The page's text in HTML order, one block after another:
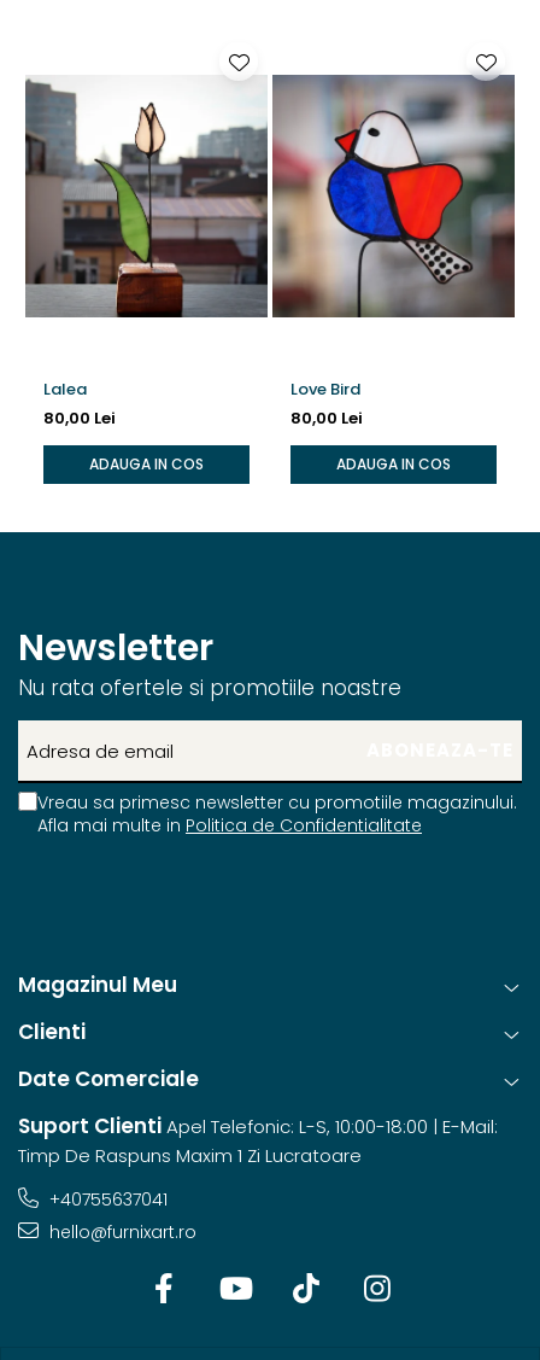
Lalea
80,00 Lei
ADAUGA IN COS
Love Bird
80,00 Lei
ADAUGA IN COS
Newsletter
Nu rata ofertele si promotiile noastre
Vreau sa primesc newsletter cu promotiile magazinului.
Afla mai multe in Politica de Confidentialitate
Magazinul Meu
Clienti
Date Comerciale
Suport ClientiApel Telefonic: L-S, 10:00-18:00 | E-Mail:
Timp De Raspuns Maxim 1 Zi Lucratoare
+40755637041
hello@furnixart.ro